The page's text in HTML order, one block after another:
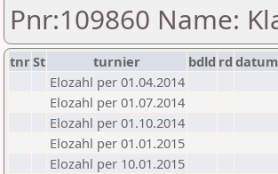
Pnr:109860 Name:
tnrSt turnier bdld rd datum
Elozahl per 01.04.2014
Elozahl per 01.07.2014
Elozahl per 01.10.2014
Elozahl per 01.01.2015
Elozahl per 10.01.2015